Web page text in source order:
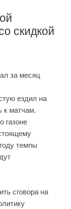
скидкой
за месяц
ездил на
к матчам.
газоне
темпы
сговора на